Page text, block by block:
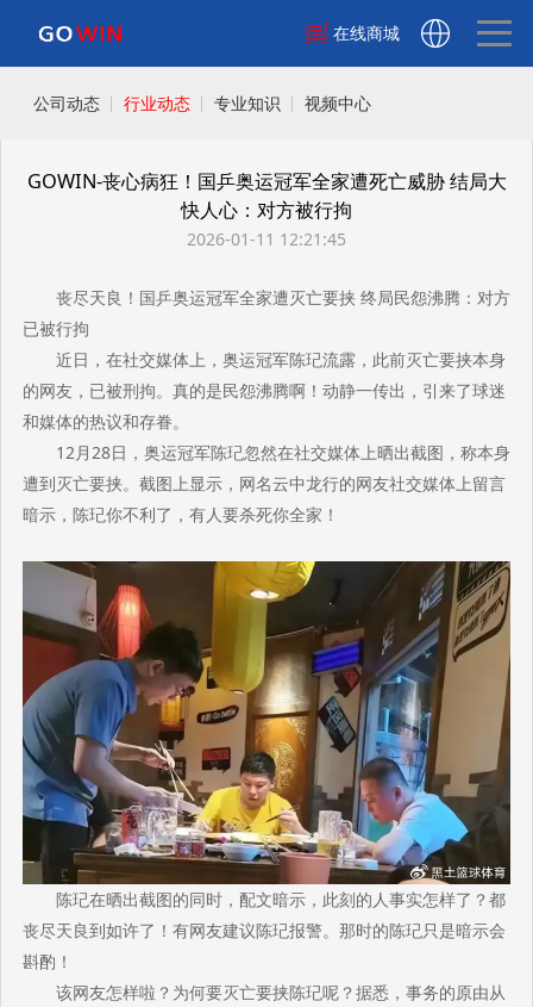
在线商城
公司动态 行业动态 专业知识 视频中心
GOWIN-丧心病狂！国乒奥运冠军全家遭死亡威胁 结局大
快人心：对方被行拘
2026-01-11 12:21:45
丧尽天良！国乒奥运冠军全家遭灭亡要挟 终局民怨沸腾：对方
已被行拘
近日，在社交媒体上，奥运冠军陈玘流露，此前灭亡要挟本身
的网友，已被刑拘。真的是民怨沸腾啊！动静一传出，引来了球迷
和媒体的热议和存眷。
12月28日，奥运冠军陈玘忽然在社交媒体上晒出截图，称本身
遭到灭亡要挟。截图上显示，网名云中龙行的网友社交媒体上留言
暗示，陈玘你不利了，有人要杀死你全家！
陈玘在晒出截图的同时，配文暗示，此刻的人事实怎样了？都
丧尽天良到如许了！有网友建议陈玘报警。那时的陈玘只是暗示会
斟酌！
该网友怎样啦？为何要灭亡要挟陈玘呢？据悉，事务的原由从